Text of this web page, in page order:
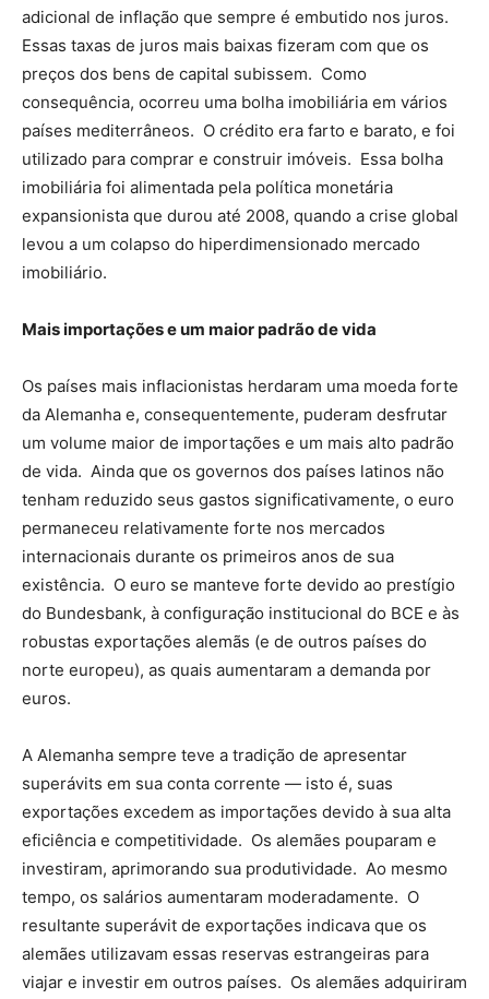
adicional de inflação que sempre é embutido nos juros.
Essas taxas de juros mais baixas fizeram com que os
preços dos bens de capital subissem. Como
consequência, ocorreu uma bolha imobiliária em vários
países mediterrâneos. O crédito era farto e barato, e foi
utilizado para comprar e construir imóveis. Essa bolha
imobiliária foi alimentada pela política monetária
expansionista que durou até 2008, quando a crise global
levou a um colapso do hiperdimensionado mercado
imobiliário.
Mais importações e um maior padrão de vida
Os países mais inflacionistas herdaram uma moeda forte
da Alemanha e, consequentemente, puderam desfrutar
um volume maior de importações e um mais alto padrão
de vida. Ainda que os governos dos países latinos não
tenham reduzido seus gastos significativamente, o euro
permaneceu relativamente forte nos mercados
internacionais durante os primeiros anos de sua
existência. O euro se manteve forte devido ao prestígio
do Bundesbank, à configuração institucional do BCE e às
robustas exportações alemãs (e de outros países do
norte europeu), as quais aumentaram a demanda por
euros.
A Alemanha sempre teve a tradição de apresentar
superávits em sua conta corrente — isto é, suas
exportações excedem as importações devido à sua alta
eficiência e competitividade. Os alemães pouparam e
investiram, aprimorando sua produtividade. Ao mesmo
tempo, os salários aumentaram moderadamente. O
resultante superávit de exportações indicava que os
alemães utilizavam essas reservas estrangeiras para
viajar e investir em outros países. Os alemães adquiriram